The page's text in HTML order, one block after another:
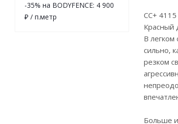
CC+
Красный
В легком
сильно,
резком
Больше
-35% на BODYFENCE: 4 900
₽ / п.метр